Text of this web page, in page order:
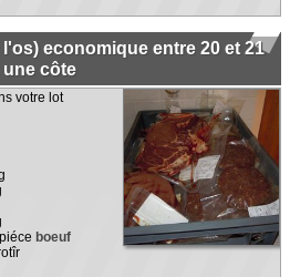
economique entre 20 et 21
côte
votre lot
kg
kg
boeuf